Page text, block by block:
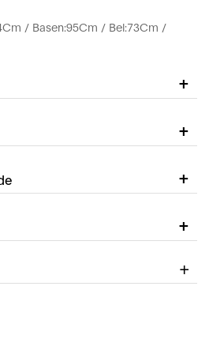
/ Basen:95Cm / Bel:73Cm /